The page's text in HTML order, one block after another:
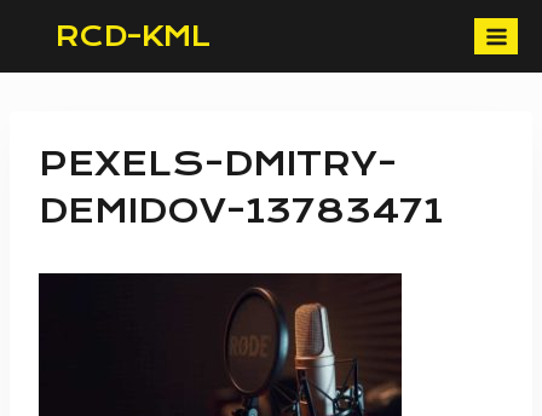
RCD-KML
PEXELS-DMITRY-
DEMIDOV-13783471